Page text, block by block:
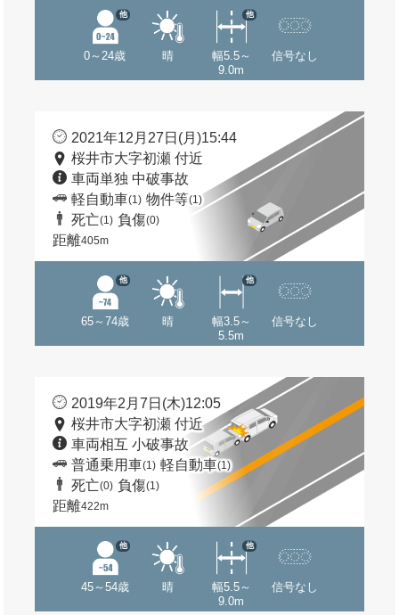
0～24歳
他
晴
幅5.5～
9.0m
他
信号なし
2021年12月27日(月)15:44
桜井市大字初瀬 付近
車両単独 中破事故
軽自動車(1) 物件等(1)
死亡(1) 負傷(0)
距離405m
65～74歳
他
晴
幅3.5～
5.5m
他
信号なし
2019年2月7日(木)12:05
桜井市大字初瀬 付近
車両相互 小破事故
普通乗用車(1) 軽自動車(1)
死亡(0) 負傷(1)
距離422m
45～54歳
他
晴
幅5.5～
9.0m
他
信号なし